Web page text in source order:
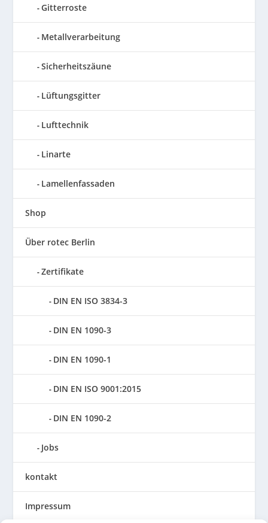
Gitterroste
Metallverarbeitung
Sicherheitszäune
Lüftungsgitter
Lufttechnik
Linarte
Lamellenfassaden
Shop
Über rotec Berlin
Zertifikate
DIN EN ISO 3834-3
DIN EN 1090-3
DIN EN 1090-1
DIN EN ISO 9001:2015
DIN EN 1090-2
Jobs
kontakt
Impressum